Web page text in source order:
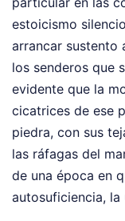
estoicismo
arrancar sustento
los senderos que
evidente que la
cicatrices de ese
piedra, con sus
las ráfagas del
de una época en
autosuficiencia,